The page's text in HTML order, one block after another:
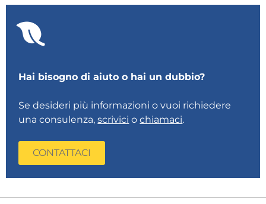
Hai bisogno di aiuto o hai un dubbio?
Se desideri più informazioni o vuoi richiedere
una consulenza,scrivici ochiamaci.
CONTATTACI